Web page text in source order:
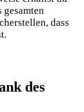
dass
des